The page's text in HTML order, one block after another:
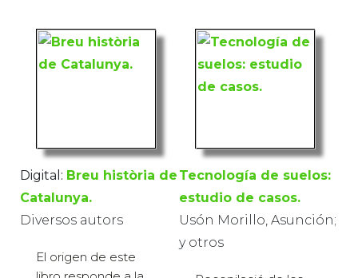
Digital: Breu història de
Catalunya.
Diversos autors
El origen de este
Tecnología de suelos:
estudio de casos.
Usón Morillo, Asunción;
y otros